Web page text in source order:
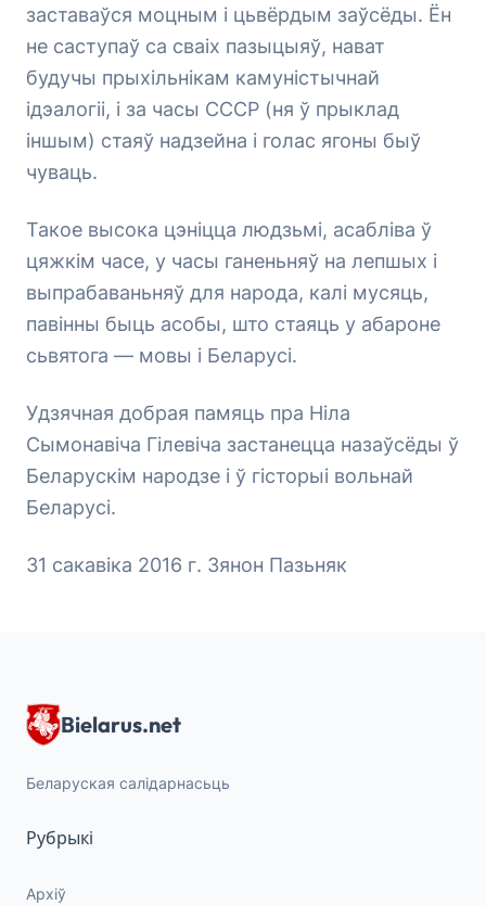
заставаўся моцным і цьвёрдым заўсёды. Ён
не саступаў са сваіх пазыцыяў, нават
будучы прыхільнікам камуністычнай
ідэалогіі, і за часы СССР (ня ў прыклад
іншым) стаяў надзейна і голас ягоны быў
чуваць.
Такое высока цэніцца людзьмі, асабліва ў
цяжкім часе, у часы ганеньняў на лепшых і
выпрабаваньняў для народа, калі мусяць,
павінны быць асобы, што стаяць у абароне
сьвятога — мовы і Беларусі.
Удзячная добрая памяць пра Ніла
Сымонавіча Гілевіча застанецца назаўсёды ў
Беларускім народзе і ў гісторыі вольнай
Беларусі.
31 сакавіка 2016 г. Зянон Пазьняк
Bielarus.net
Беларуская салідарнасьць
Рубрыкі
Архіў